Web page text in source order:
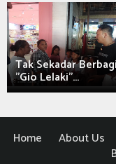
Tak Sekadar
"Gio Lelaki"...
Home About Us